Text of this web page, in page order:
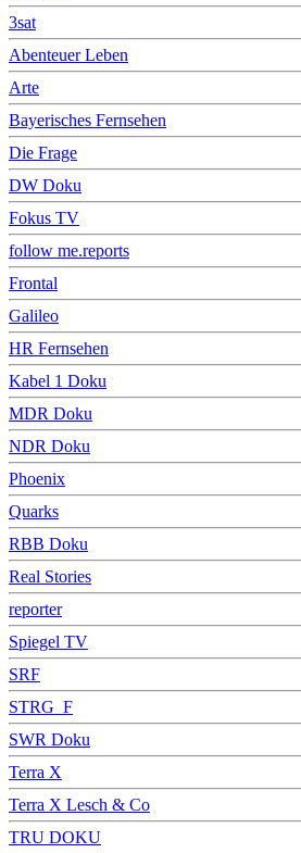
3sat
Abenteuer Leben
Arte
Bayerisches Fernsehen
Die Frage
DW Doku
Fokus TV
follow me.reports
Frontal
Galileo
HR Fernsehen
Kabel 1 Doku
MDR Doku
NDR Doku
Phoenix
Quarks
RBB Doku
Real Stories
reporter
Spiegel TV
SRF
STRG_F
SWR Doku
Terra X
Terra X Lesch & Co
TRU DOKU